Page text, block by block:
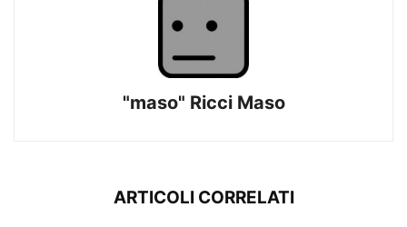
"maso" Ricci Maso
ARTICOLI CORRELATI